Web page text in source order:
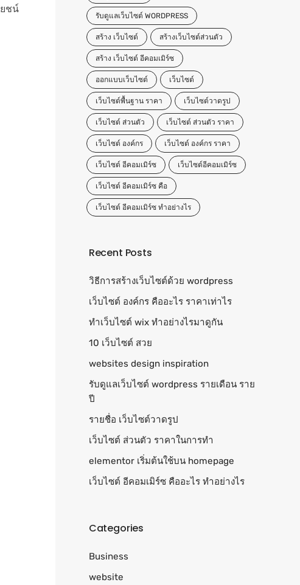
ชน์
รับดูแลเว็บไซต์ WORDPRESS
สร้าง เว็บไซต์ สร้างเว็บไซต์ส่วนตัว
สร้าง เว็บไซต์ อีคอมเมิร์ซ
ออกแบบเว็บไซต์ เว็บไซต์
เว็บไซต์พื้นฐาน ราคา เว็บไซต์วาดรูป
เว็บไซต์ ส่วนตัว เว็บไซต์ ส่วนตัว ราคา
เว็บไซต์ องค์กร เว็บไซต์ องค์กร ราคา
เว็บไซต์ อีคอมเมิร์ซ เว็บไซต์อีคอมเมิร์ซ
เว็บไซต์ อีคอมเมิร์ซ คือ
เว็บไซต์ อีคอมเมิร์ซ ทำอย่างไร
Recent Posts
วิธีการสร้างเว็บไซต์ด้วย wordpress
เว็บไซต์ องค์กร คืออะไร ราคาเท่าไร
ทําเว็บไซต์ wix ทำอย่างไรมาดูกัน
10 เว็บไซต์ สวย
websites design inspiration
รับดูแลเว็บไซต์ wordpress รายเดือน ราย
ปี
รายชื่อ เว็บไซต์วาดรูป
เว็บไซต์ ส่วนตัว ราคาในการทำ
elementor เริ่มต้นใช้บน homepage
เว็บไซต์ อีคอมเมิร์ซ คืออะไร ทำอย่างไร
Categories
Business
website